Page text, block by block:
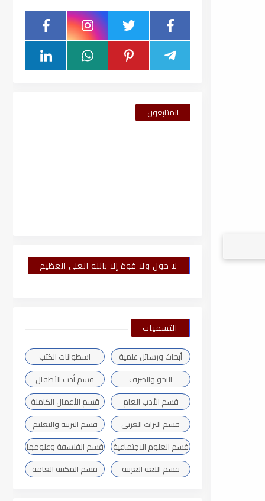
المتابعون
لا حول ولا قوة إلا بالله العلى العظيم
التسميات
أبحاث ورسائل علمية
اسطوانات الكتب
النحو والصرف
قسم أدب الأطفال
قسم الأدب العام
قسم الأعمال الكاملة
قسم التراث العربى
قسم التربية والتعليم
قسم العلوم الاجتماعية
قسم الفلسفة وعلومها
قسم اللغة العربية
قسم المكتبة العامة